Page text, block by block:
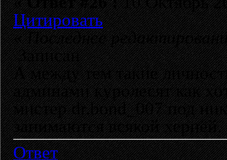
Цитировать
«Последнее
Записан
А между тем такие
админами куролесят как
мистер dr.bond_007 под
занимаются всякой
Ответ